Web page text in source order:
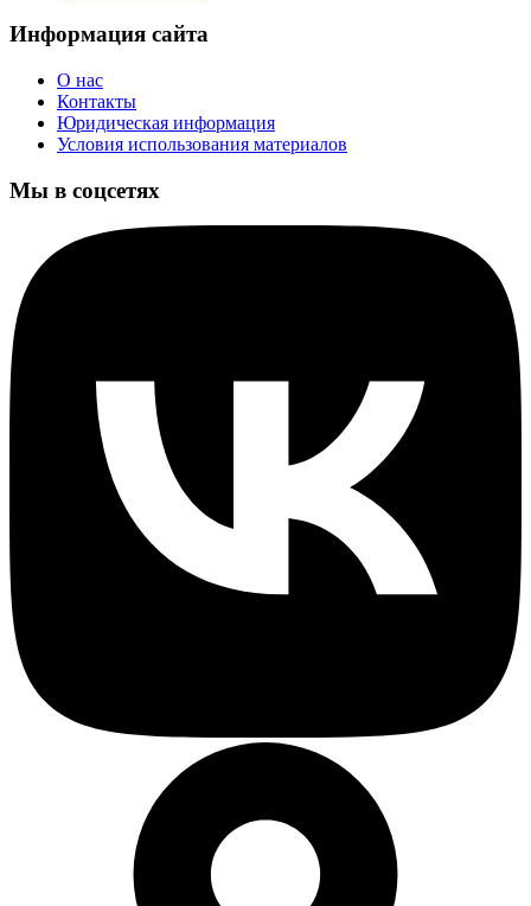
Информация сайта
О нас
Контакты
Юридическая информация
Условия использования материалов
Мы в соцсетях